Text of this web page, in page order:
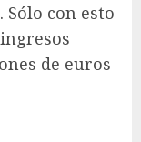
con esto
de euros